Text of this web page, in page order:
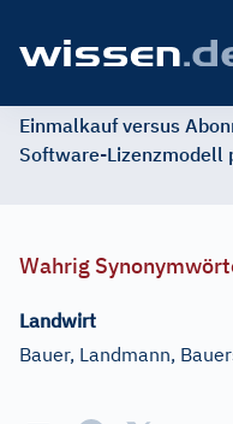
Einmalkauf versus
Software-Lizenzmodell
Wahrig
Landwirt
Bauer, Landmann,